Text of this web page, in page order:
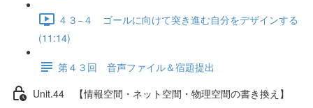
４３−４ ゴールに向けて突き進む自分をデザインする
(11:14)
第４３回 音声ファイル＆宿題提出
Unit.44 【情報空間・ネット空間・物理空間の書き換え】